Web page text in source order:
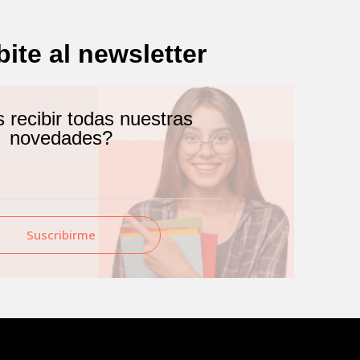
al newsletter
recibir todas nuestras
novedades?
Suscribirme